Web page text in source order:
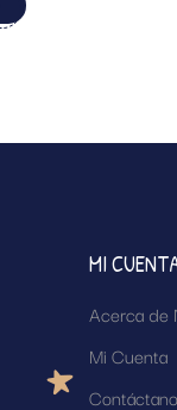
MI
Acerca de
Mi Cuenta